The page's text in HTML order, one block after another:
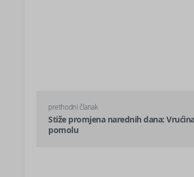
prethodni članak
Stiže promjena narednih dana:
pomolu